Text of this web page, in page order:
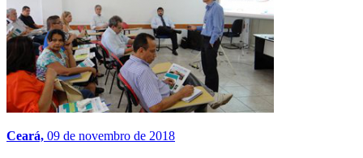
Ceará, 09 de novembro de 2018